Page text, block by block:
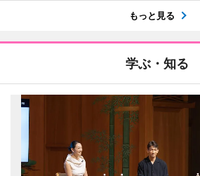
もっと見る
学ぶ・知る